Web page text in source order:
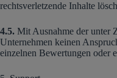
rechtsverletzende Inhalte
4.5. Mit Ausnahme der unter
Unternehmen keinen
einzelnen Bewertungen oder